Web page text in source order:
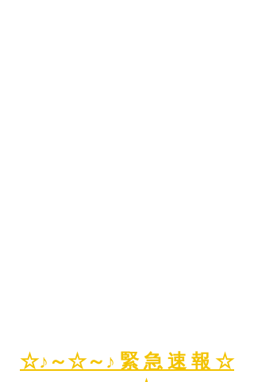
☆♪～☆～♪ 緊 急 速 報 ☆